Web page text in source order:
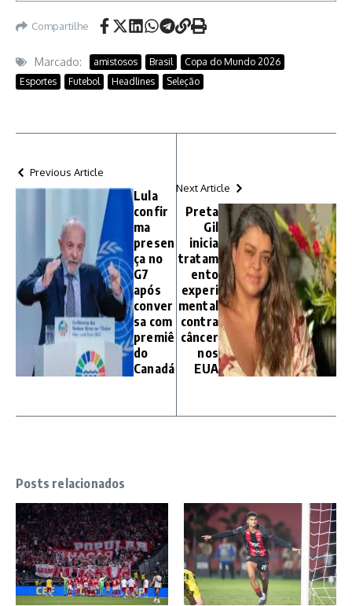
Compartilhe
Marcado: amistosos Brasil
Copa do Mundo 2026
Esportes
Futebol Headlines Seleção
Previous Article
Lula
confir
ma
presen
ça no
G7
após
conver
sa com
premiê
do
Canadá
Next Article
Preta
Gil
inicia
tratam
ento
experi
mental
contra
câncer
nos
EUA
Posts relacionados